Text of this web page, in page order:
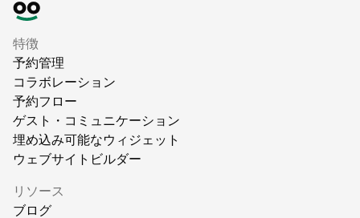
特徴
予約管理
コラボレーション
予約フロー
ゲスト・コミュニケーション
埋め込み可能なウィジェット
ウェブサイトビルダー
リソース
ブログ